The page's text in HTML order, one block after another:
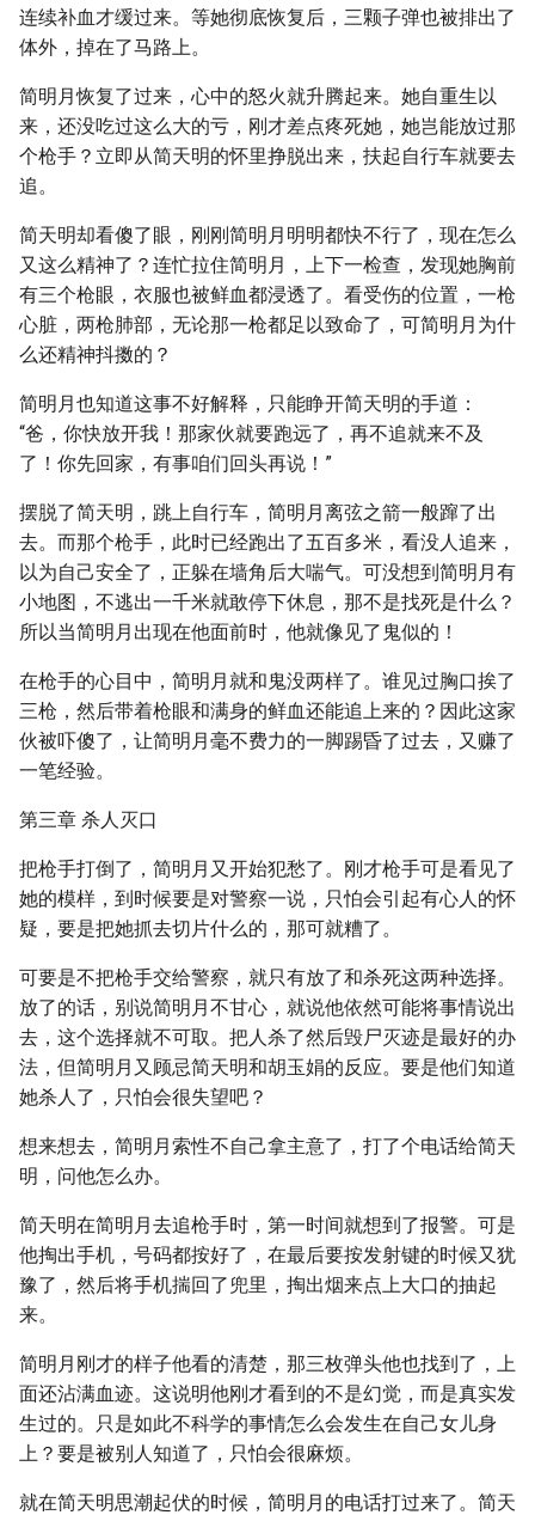
连续补血才缓过来。等她彻底恢复后，三颗子弹也被排出了
体外，掉在了马路上。
简明月恢复了过来，心中的怒火就升腾起来。她自重生以
来，还没吃过这么大的亏，刚才差点疼死她，她岂能放过那
个枪手？立即从简天明的怀里挣脱出来，扶起自行车就要去
追。
简天明却看傻了眼，刚刚简明月明明都快不行了，现在怎么
又这么精神了？连忙拉住简明月，上下一检查，发现她胸前
有三个枪眼，衣服也被鲜血都浸透了。看受伤的位置，一枪
心脏，两枪肺部，无论那一枪都足以致命了，可简明月为什
么还精神抖擞的？
简明月也知道这事不好解释，只能睁开简天明的手道：
“爸，你快放开我！那家伙就要跑远了，再不追就来不及
了！你先回家，有事咱们回头再说！”
摆脱了简天明，跳上自行车，简明月离弦之箭一般蹿了出
去。而那个枪手，此时已经跑出了五百多米，看没人追来，
以为自己安全了，正躲在墙角后大喘气。可没想到简明月有
小地图，不逃出一千米就敢停下休息，那不是找死是什么？
所以当简明月出现在他面前时，他就像见了鬼似的！
在枪手的心目中，简明月就和鬼没两样了。谁见过胸口挨了
三枪，然后带着枪眼和满身的鲜血还能追上来的？因此这家
伙被吓傻了，让简明月毫不费力的一脚踢昏了过去，又赚了
一笔经验。
第三章 杀人灭口
把枪手打倒了，简明月又开始犯愁了。刚才枪手可是看见了
她的模样，到时候要是对警察一说，只怕会引起有心人的怀
疑，要是把她抓去切片什么的，那可就糟了。
可要是不把枪手交给警察，就只有放了和杀死这两种选择。
放了的话，别说简明月不甘心，就说他依然可能将事情说出
去，这个选择就不可取。把人杀了然后毁尸灭迹是最好的办
法，但简明月又顾忌简天明和胡玉娟的反应。要是他们知道
她杀人了，只怕会很失望吧？
想来想去，简明月索性不自己拿主意了，打了个电话给简天
明，问他怎么办。
简天明在简明月去追枪手时，第一时间就想到了报警。可是
他掏出手机，号码都按好了，在最后要按发射键的时候又犹
豫了，然后将手机揣回了兜里，掏出烟来点上大口的抽起
来。
简明月刚才的样子他看的清楚，那三枚弹头他也找到了，上
面还沾满血迹。这说明他刚才看到的不是幻觉，而是真实发
生过的。只是如此不科学的事情怎么会发生在自己女儿身
上？要是被别人知道了，只怕会很麻烦。
就在简天明思潮起伏的时候，简明月的电话打过来了。简天